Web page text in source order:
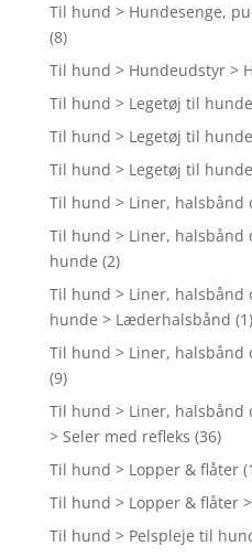
Til hund > Hundesenge,
(8)
Til hund > Hundeudstyr >
Til hund > Legetøj til
Til hund > Legetøj til
Til hund > Legetøj til
Til hund > Liner, halsbånd
Til hund > Liner, halsbånd
hunde (2)
Til hund > Liner, halsbånd
hunde > Læderhalsbånd (1)
Til hund > Liner, halsbånd
(9)
Til hund > Liner, halsbånd
> Seler med refleks (36)
Til hund > Lopper & flåter
Til hund > Lopper & flåter
Til hund > Pelspleje til